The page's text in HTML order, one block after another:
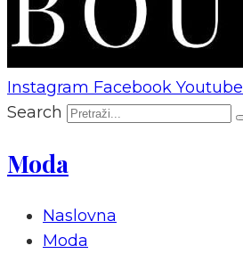
Instagram Facebook Youtube
Search
Moda
Naslovna
Moda